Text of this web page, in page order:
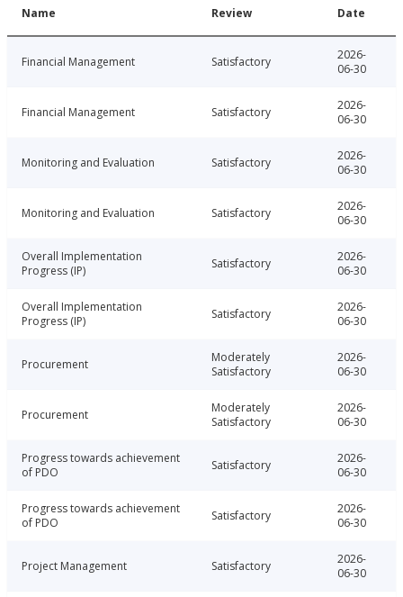
Name Review Date
Financial Management Satisfactory
2026-
06-30
Financial Management Satisfactory
2026-
06-30
Monitoring and Evaluation Satisfactory
2026-
06-30
Monitoring and Evaluation Satisfactory
2026-
06-30
Overall Implementation
Progress (IP)
Satisfactory
2026-
06-30
Overall Implementation
Progress (IP)
Satisfactory
2026-
06-30
Procurement
Moderately
Satisfactory
2026-
06-30
Procurement
Moderately
Satisfactory
2026-
06-30
Progress towards achievement
of PDO
Satisfactory
2026-
06-30
Progress towards achievement
of PDO
Satisfactory
2026-
06-30
Project Management Satisfactory
2026-
06-30